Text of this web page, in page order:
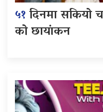
५१दिनमा सकियो
को छायांकन